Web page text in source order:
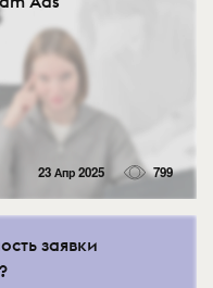
23 Апр 2025 799
заявки